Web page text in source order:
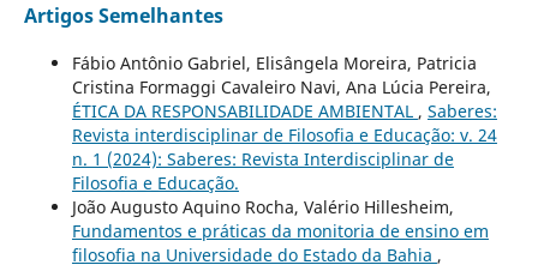
Artigos Semelhantes
Fábio Antônio Gabriel, Elisângela Moreira, Patricia
Cristina Formaggi Cavaleiro Navi, Ana Lúcia Pereira,
ÉTICA DA RESPONSABILIDADE AMBIENTAL , Saberes:
Revista interdisciplinar de Filosofia e Educação: v. 24
n. 1 (2024): Saberes: Revista Interdisciplinar de
Filosofia e Educação.
João Augusto Aquino Rocha, Valério Hillesheim,
Fundamentos e práticas da monitoria de ensino em
filosofia na Universidade do Estado da Bahia ,